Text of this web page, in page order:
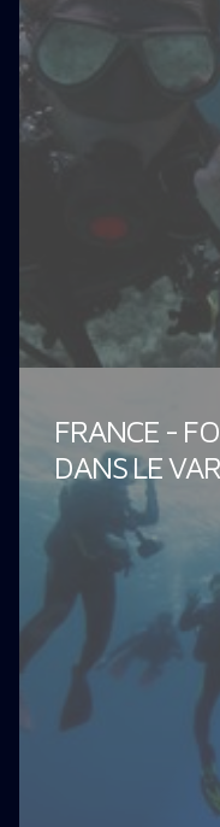
FRANCE -
DANS LE VAR